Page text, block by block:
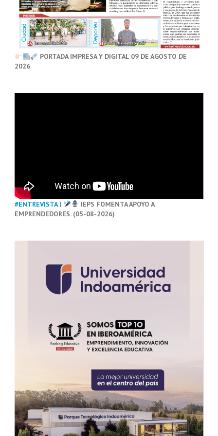
PORTADA IMPRESA Y DIGITAL 09 DE AGOSTO DE
2026
#ENTREVISTA|
IEPS FOMENTA APOYO A
EMPRENDEDORES. (05-08-2026)